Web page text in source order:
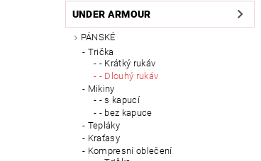
NAPIŠTE NÁM MOJE OBJEDNÁVKA
UNDER ARMOUR
PÁNSKÉ
Trička
- Krátký rukáv
- Dlouhý rukáv
Mikiny
- s kapucí
- bez kapuce
Tepláky
Kraťasy
Kompresní oblečení